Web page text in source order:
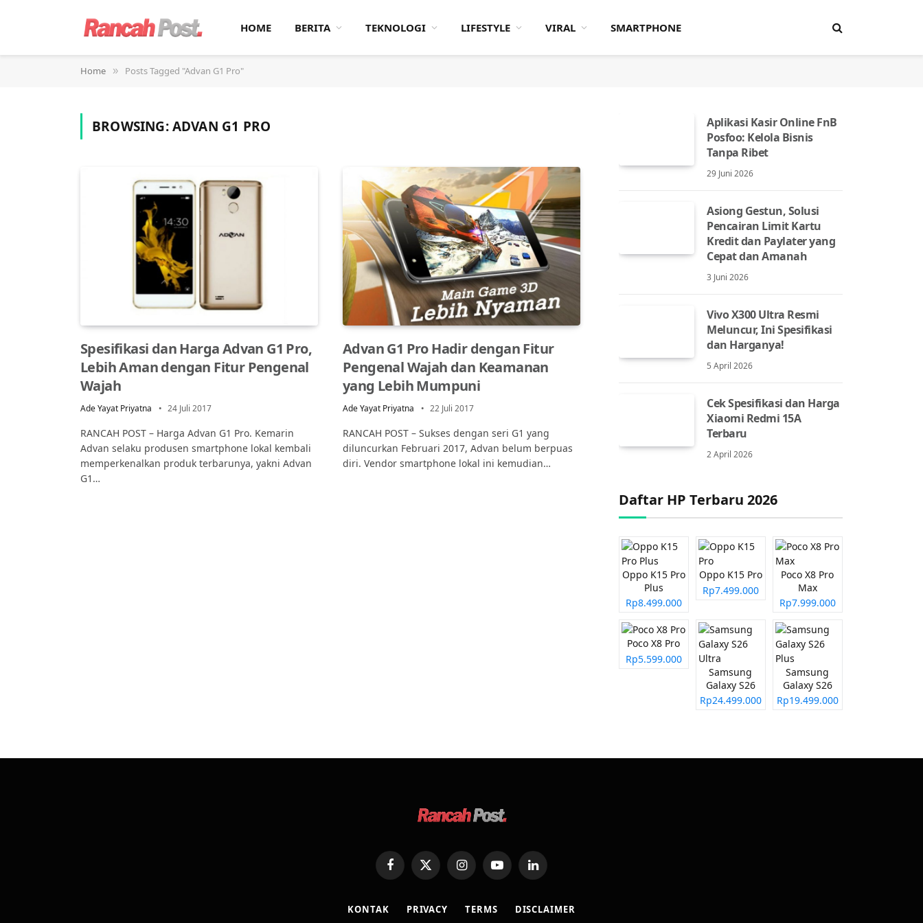
HOME BERITA TEKNOLOGI LIFESTYLE VIRAL SMARTPHONE
Home » Posts Tagged "Advan G1 Pro"
BROWSING:ADVAN G1 PRO
Spesifikasi dan Harga Advan G1 Pro,
Lebih Aman dengan Fitur Pengenal
Wajah
Ade Yayat Priyatna 24 Juli 2017
RANCAH POST – Harga Advan G1 Pro. Kemarin
Advan selaku produsen smartphone lokal kembali
memperkenalkan produk terbarunya, yakni Advan
G1…
Advan G1 Pro Hadir dengan Fitur
Pengenal Wajah dan Keamanan
yang Lebih Mumpuni
Ade Yayat Priyatna 22 Juli 2017
RANCAH POST – Sukses dengan seri G1 yang
diluncurkan Februari 2017, Advan belum berpuas
diri. Vendor smartphone lokal ini kemudian…
Aplikasi Kasir Online FnB
Posfoo: Kelola Bisnis
Tanpa Ribet
29 Juni 2026
Asiong Gestun, Solusi
Pencairan Limit Kartu
Kredit dan Paylater yang
Cepat dan Amanah
3 Juni 2026
Vivo X300 Ultra Resmi
Meluncur, Ini Spesifikasi
dan Harganya!
5 April 2026
Cek Spesifikasi dan Harga
Xiaomi Redmi 15A
Terbaru
2 April 2026
Daftar HP Terbaru 2026
Oppo K15 Pro
Plus
Rp8.499.000
Oppo K15 Pro
Rp7.499.000
Poco X8 Pro
Max
Rp7.999.000
Poco X8 Pro
Rp5.599.000
Samsung
Galaxy S26
Ultra
Rp24.499.000
Samsung
Galaxy S26
Plus
Rp19.499.000
FacebookX
(Twitter)
InstagramYouTubeLinkedIn
KONTAK PRIVACY TERMS DISCLAIMER